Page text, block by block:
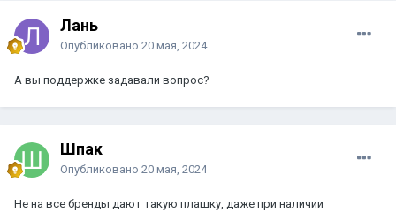
Лань
Опубликовано 20 мая, 2024
А вы поддержке задавали вопрос?
Шпак
Опубликовано 20 мая, 2024
Не на все бренды дают такую плашку, даже при наличии